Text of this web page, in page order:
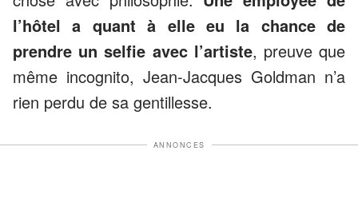
l’hôtel a quant à elle eu la chance de
prendre un selfie avec l’artiste, preuve que
même incognito, Jean-Jacques Goldman n’a
rien perdu de sa gentillesse.
ANNONCES